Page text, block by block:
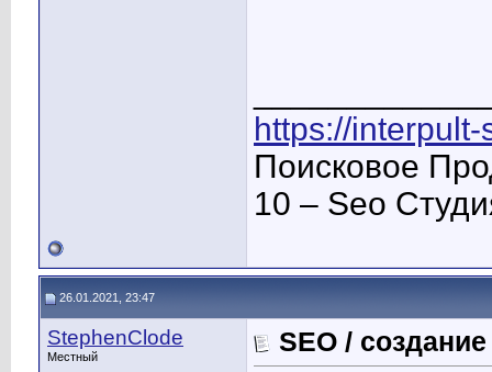
https://
Поисковое
10 – Seo
26.01.2021, 23:47
StephenClode
Местный
SEO /